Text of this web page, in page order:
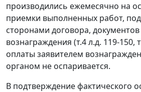
производились ежемесячно на
приемки выполненных работ,
сторонами договора,
вознаграждения (т.4 л.д. 119-150,
оплаты заявителем
органом не оспаривается.
В подтверждение фактического